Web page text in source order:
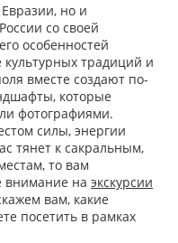
но и
со своей
особенностей
традиций и
вместе создают по-
которые
фотографиями.
силы, энергии
тянет к сакральным,
то вам
внимание на экскурсии
вам, какие
посетить в рамках